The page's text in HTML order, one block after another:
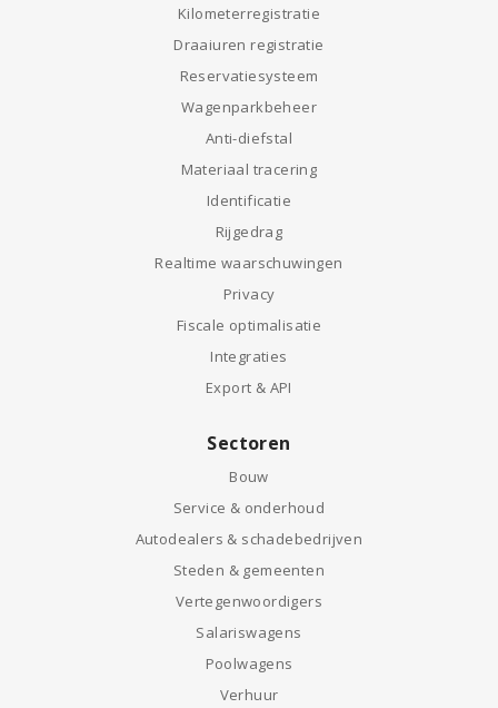
Kilometerregistratie
Draaiuren registratie
Reservatiesysteem
Wagenparkbeheer
Anti-diefstal
Materiaal tracering
Identificatie
Rijgedrag
Realtime waarschuwingen
Privacy
Fiscale optimalisatie
Integraties
Export & API
Sectoren
Bouw
Service & onderhoud
Autodealers & schadebedrijven
Steden & gemeenten
Vertegenwoordigers
Salariswagens
Poolwagens
Verhuur